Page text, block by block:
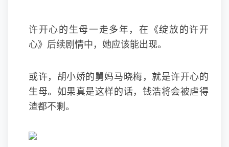
许开心的生母一走多年，在《绽放的许开
心》后续剧情中，她应该能出现。
或许，胡小娇的舅妈马晓梅，就是许开心的
生母。如果真是这样的话，钱浩将会被虐得
渣都不剩。